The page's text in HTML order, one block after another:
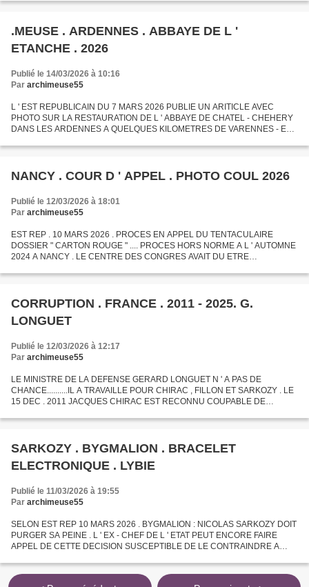
CLOUS CRAMPONNES EN CUIVRE...
.MEUSE . ARDENNES . ABBAYE DE L '
ETANCHE . 2026
Publié le 14/03/2026 à 10:16
Par archimeuse55
L ' EST REPUBLICAIN DU 7 MARS 2026 PUBLIE UN ARITICLE AVEC
PHOTO SUR LA RESTAURATION DE L ' ABBAYE DE CHATEL - CHEHERY
DANS LES ARDENNES A QUELQUES KILOMETRES DE VARENNES - EN -
HOPITAL ALLEMAND...
NANCY . COUR D ' APPEL . PHOTO COUL 2026
Publié le 12/03/2026 à 18:01
Par archimeuse55
EST REP . 10 MARS 2026 . PROCES EN APPEL DU TENTACULAIRE
DOSSIER " CARTON ROUGE " .... PROCES HORS NORME A L ' AUTOMNE
2024 A NANCY . LE CENTRE DES CONGRES AVAIT DU ETRE
LEURS AVOCATS ET LES QUELQUE...
CORRUPTION . FRANCE . 2011 - 2025. G.
LONGUET
Publié le 12/03/2026 à 12:17
Par archimeuse55
LE MINISTRE DE LA DEFENSE GERARD LONGUET N ' A PAS DE
CHANCE..........IL A TRAVAILLE POUR CHIRAC , FILLON ET SARKOZY . LE
15 DEC . 2011 JACQUES CHIRAC EST RECONNU COUPABLE DE
TRIBUNAL CORRECTIONNEL...
SARKOZY . BYGMALION . BRACELET
ELECTRONIQUE . LYBIE
Publié le 11/03/2026 à 19:55
Par archimeuse55
SELON EST REP 10 MARS 2026 . BYGMALION : NICOLAS SARKOZY DOIT
PURGER SA PEINE . L ' EX - CHEF DE L ' ETAT PEUT ENCORE FAIRE
APPEL DE CETTE DECISION SUSCEPTIBLE DE LE CONTRAINDRE A
NICOLAS SARKOZY...